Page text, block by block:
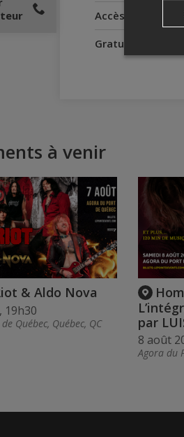
Accès pour
Gratuité pour
à venir
& Aldo Nova
19h30
Québec, Québec, QC
par
8 août
Agora du